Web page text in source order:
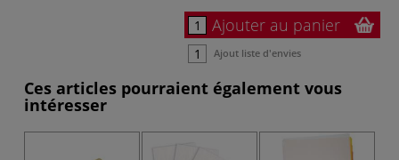
Ajouter au panier
Ajout liste d'envies
Ces articles pourraient également vous
intéresser